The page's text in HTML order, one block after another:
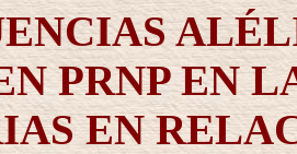
PRNP EN
EN